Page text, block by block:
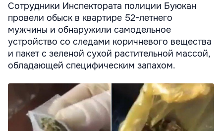
Сотрудники Инспектората полиции Буюкан
провели обыск в квартире 52-летнего
мужчины и обнаружили самодельное
устройство со следами коричневого вещества
и пакет с зеленой сухой растительной массой,
обладающей специфическим запахом.